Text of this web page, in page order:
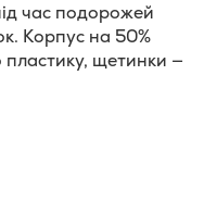
час подорожей
Корпус на 50%
пластику, щетинки —